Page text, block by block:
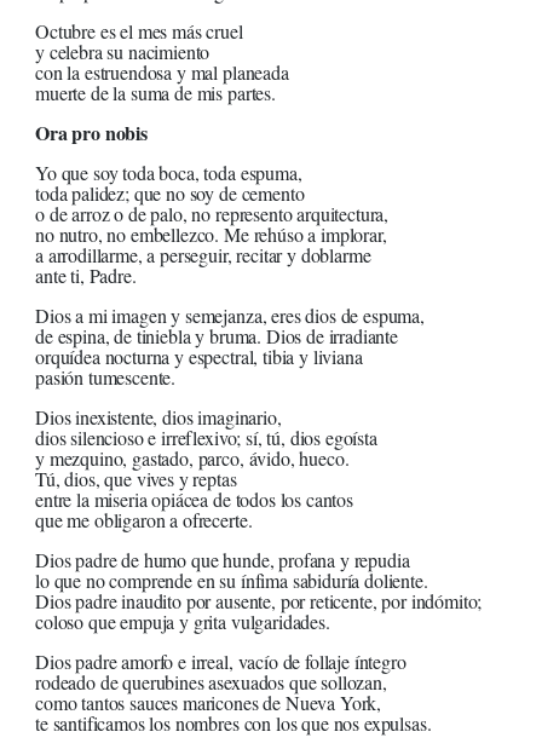
Octubre es el mes más cruel
y celebra su nacimiento
con la estruendosa y mal planeada
muerte de la suma de mis partes.
Ora pro nobis
Yo que soy toda boca, toda espuma,
toda palidez; que no soy de cemento
o de arroz o de palo, no represento arquitectura,
no nutro, no embellezco. Me rehúso a implorar,
a arrodillarme, a perseguir, recitar y doblarme
ante ti, Padre.
Dios a mi imagen y semejanza, eres dios de espuma,
de espina, de tiniebla y bruma. Dios de irradiante
orquídea nocturna y espectral, tibia y liviana
pasión tumescente.
Dios inexistente, dios imaginario,
dios silencioso e irreflexivo; sí, tú, dios egoísta
y mezquino, gastado, parco, ávido, hueco.
Tú, dios, que vives y reptas
entre la miseria opiácea de todos los cantos
que me obligaron a ofrecerte.
Dios padre de humo que hunde, profana y repudia
lo que no comprende en su ínfima sabiduría doliente.
Dios padre inaudito por ausente, por reticente, por indómito;
coloso que empuja y grita vulgaridades.
Dios padre amorfo e irreal, vacío de follaje íntegro
rodeado de querubines asexuados que sollozan,
como tantos sauces maricones de Nueva York,
te santificamos los nombres con los que nos expulsas.